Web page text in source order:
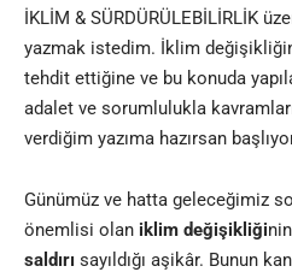
İKLİM & SÜRDÜRÜLEBİLİRLİK
yazmak istedim. İklim
tehdit ettiğine ve bu konuda
adalet ve sorumlulukla
verdiğim yazıma hazırsan
Günümüz ve hatta geleceğimiz
önemlisi olan iklim değişikliği
saldırı sayıldığı aşikâr. Bunun